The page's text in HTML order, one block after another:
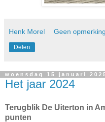
Henk Morel Geen
Delen
woensdag 15 januari
Het jaar 2024
Terugblik De Uiterton in
punten